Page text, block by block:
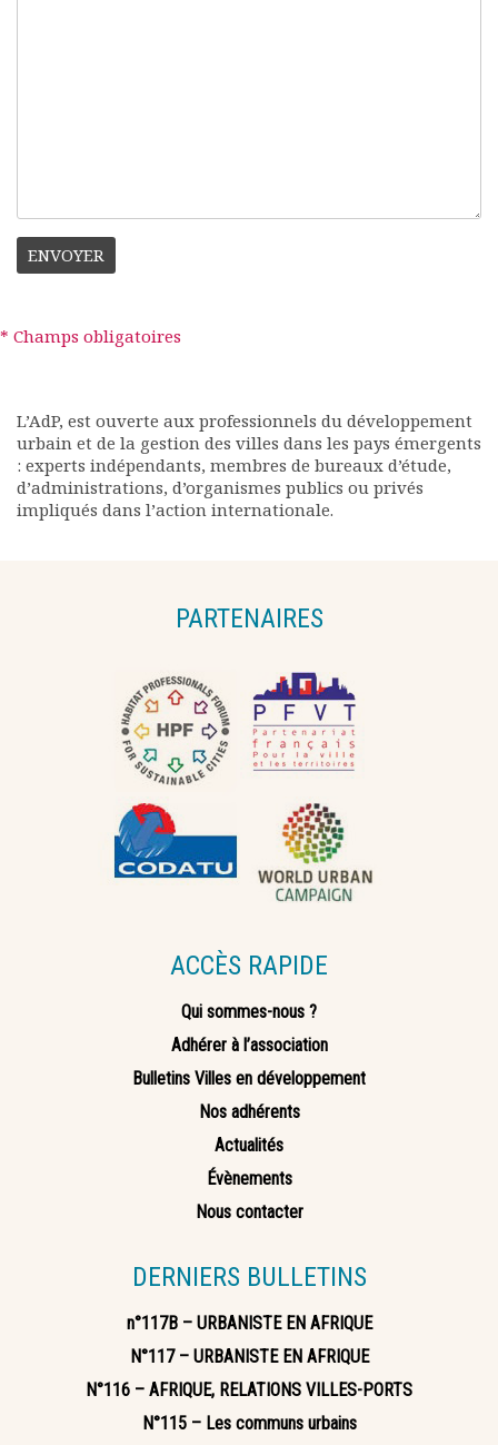
* Champs obligatoires
L’AdP, est ouverte aux professionnels du développement
urbain et de la gestion des villes dans les pays émergents
: experts indépendants, membres de bureaux d’étude,
d’administrations, d’organismes publics ou privés
impliqués dans l’action internationale.
PARTENAIRES
ACCÈS RAPIDE
Qui sommes-nous ?
Adhérer à l’association
Bulletins Villes en développement
Nos adhérents
Actualités
Évènements
Nous contacter
DERNIERS BULLETINS
n°117B – URBANISTE EN AFRIQUE
N°117 – URBANISTE EN AFRIQUE
N°116 – AFRIQUE, RELATIONS VILLES-PORTS
N°115 – Les communs urbains